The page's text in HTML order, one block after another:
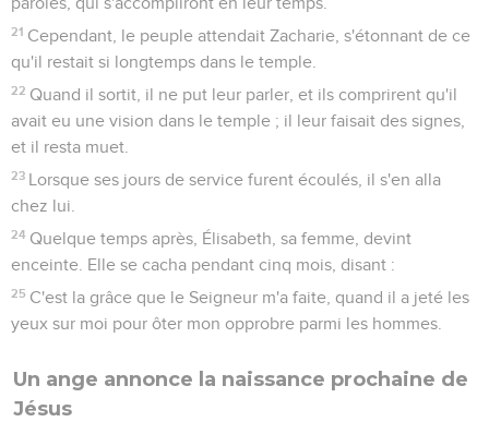
21 Cependant, le peuple attendait Zacharie, s'étonnant de ce
qu'il restait si longtemps dans le temple.
22 Quand il sortit, il ne put leur parler, et ils comprirent qu'il
avait eu une vision dans le temple ; il leur faisait des signes,
et il resta muet.
23 Lorsque ses jours de service furent écoulés, il s'en alla
chez lui.
24 Quelque temps après, Élisabeth, sa femme, devint
enceinte. Elle se cacha pendant cinq mois, disant :
25 C'est la grâce que le Seigneur m'a faite, quand il a jeté les
yeux sur moi pour ôter mon opprobre parmi les hommes.
Un ange annonce la naissance prochaine de
Jésus